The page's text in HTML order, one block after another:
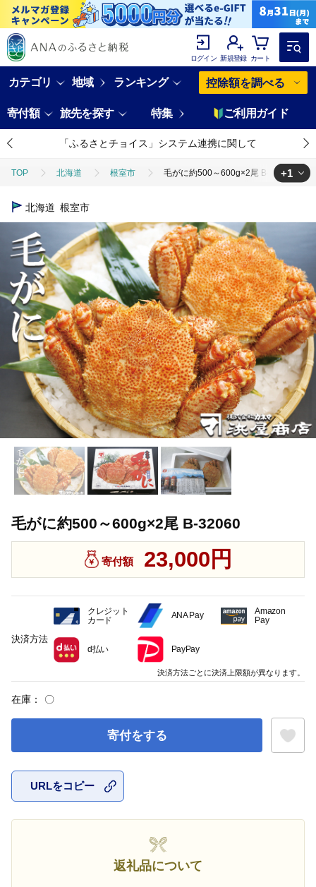
ログイン 新規登録 カート
カテゴリ 地域 ランキング 控除額を調べる
寄付額 旅先を探す 特集 ご利用ガイド
「ふるさとチョイス」システム連携に関して
TOP 北海道 根室市 毛がに約500～600g×2尾 B-32060
TOP
+1
北海道 根室市
毛がに約500～600g×2尾 B-32060
寄付額 23,000円
在庫： 〇
寄付をする
URLをコピー
返礼品について
決済方法
クレジット
カード
ANA Pay
Amazon
Pay
d払い PayPay
決済方法ごとに決済上限額が異なります。